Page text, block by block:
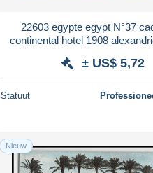
22603 egypte egypt N°37
continental hotel 1908
± US$ 5,72
Statuut
Nieuw